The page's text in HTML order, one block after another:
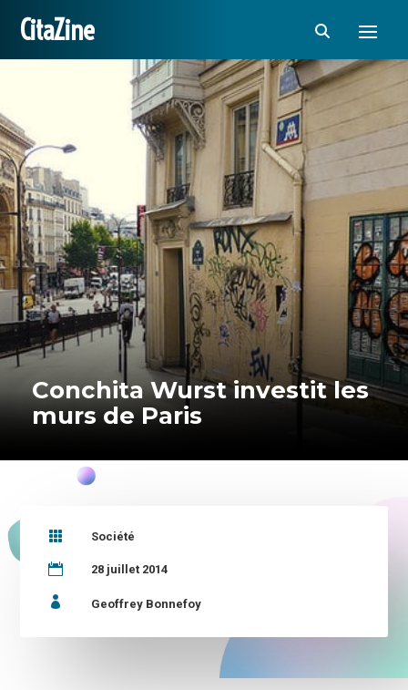
CitaZine
Conchita Wurst investit les
murs de Paris
 Société
 28 juillet 2014
 Geoffrey Bonnefoy